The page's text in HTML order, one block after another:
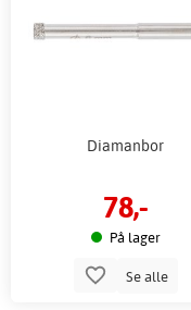
Diamanbor
78,-
På lager
Se alle